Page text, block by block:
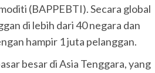
(BAPPEBTI). Secara global
di lebih dari 40 negara dan
hampir 1 juta pelanggan.
besar di Asia Tenggara, yang